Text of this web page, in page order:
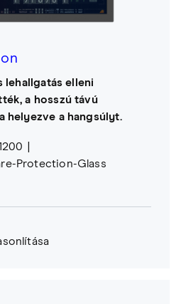
lehallgatás elleni
a hosszú távú
helyezve a hangsúlyt.
Protection-Glass